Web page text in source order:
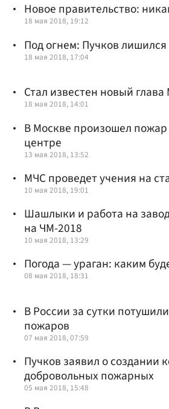
Новое правительство:
18 мая 2018, 19:12
Под огнем: Пучков
18 мая 2018, 17:04
Стал известен новый
18 мая 2018, 14:01
В Москве произошел пожар
центре
13 мая 2018, 13:52
МЧС проведет учения на
10 мая 2018, 19:01
Шашлыки и работа на
на ЧМ-2018
10 мая 2018, 13:29
Погода — ураган: каким
08 мая 2018, 18:31
В России за сутки
пожаров‍
07 мая 2018, 07:59
Пучков заявил о создании
добровольных пожарных
05 мая 2018, 15:48